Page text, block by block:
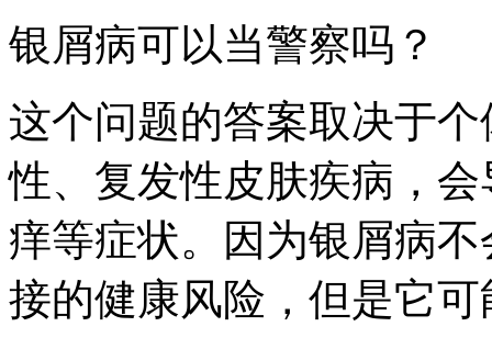
银屑病可以当警察吗？
这个问题的答案取决于
性、复发性皮肤疾病，
痒等症状。因为银屑病
接的健康风险，但是它